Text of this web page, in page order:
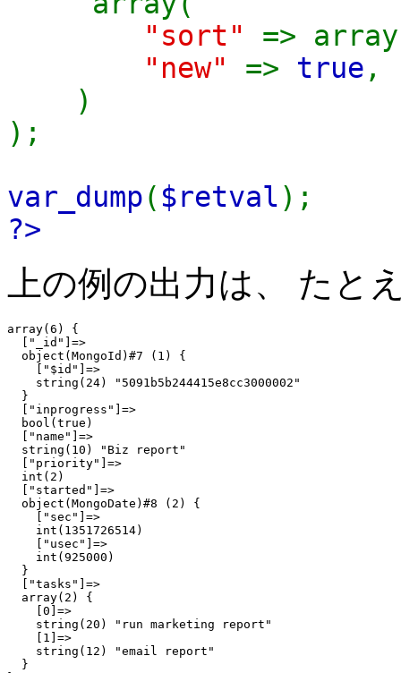
"sort" =>
"new" => true ,
)
);
var_dump( $retval);
?>
上の例の出力は、 たと
array(6) {
  ["_id"]=>
  object(MongoId)#7 (1) {
    ["$id"]=>
    string(24) "5091b5b244415e8cc3000002"
  }
  ["inprogress"]=>
  bool(true)
  ["name"]=>
  string(10) "Biz report"
  ["priority"]=>
  int(2)
  ["started"]=>
  object(MongoDate)#8 (2) {
    ["sec"]=>
    int(1351726514)
    ["usec"]=>
    int(925000)
  }
  ["tasks"]=>
  array(2) {
    [0]=>
    string(20) "run marketing report"
    [1]=>
    string(12) "email report"
  }